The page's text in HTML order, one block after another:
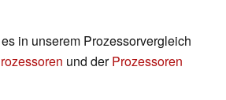
in unserem Prozessorvergleich
und derProzessoren